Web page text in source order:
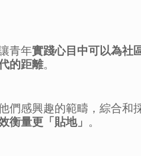
青年實踐心目中可以為社
的距離。
們感興趣的範疇，綜合和
衡量更「貼地」 。